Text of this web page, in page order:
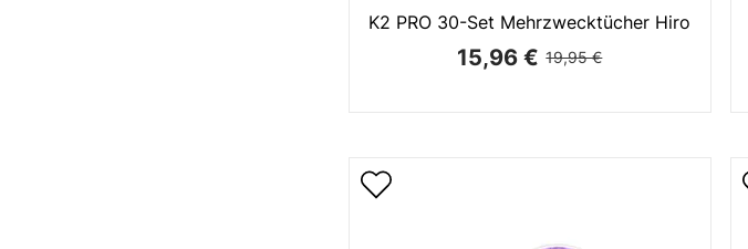
K2 PRO 30-Set Mehrzwecktücher Hiro
15,96 € 19,95 €